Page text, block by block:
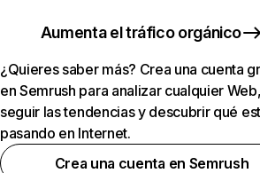
Aumenta el tráfico orgánico
¿Quieres saber más? Crea una cuenta
en Semrush para analizar cualquier
seguir las tendencias y descubrir qué
pasando en Internet.
Crea una cuenta en Semrush